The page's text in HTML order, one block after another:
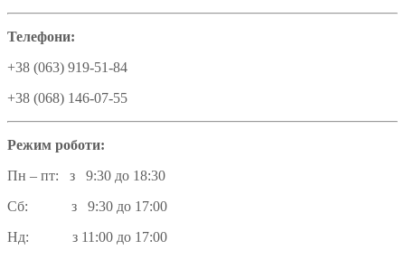
Телефони:
+38 (063) 919-51-84
+38 (068) 146-07-55
Режим роботи:
Пн – пт: з 9:30 до 18:30
Сб: з 9:30 до 17:00
Нд: з 11:00 до 17:00